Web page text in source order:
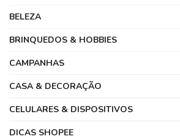
BELEZA
BRINQUEDOS & HOBBIES
CAMPANHAS
CASA & DECORAÇÃO
CELULARES & DISPOSITIVOS
DICAS SHOPEE